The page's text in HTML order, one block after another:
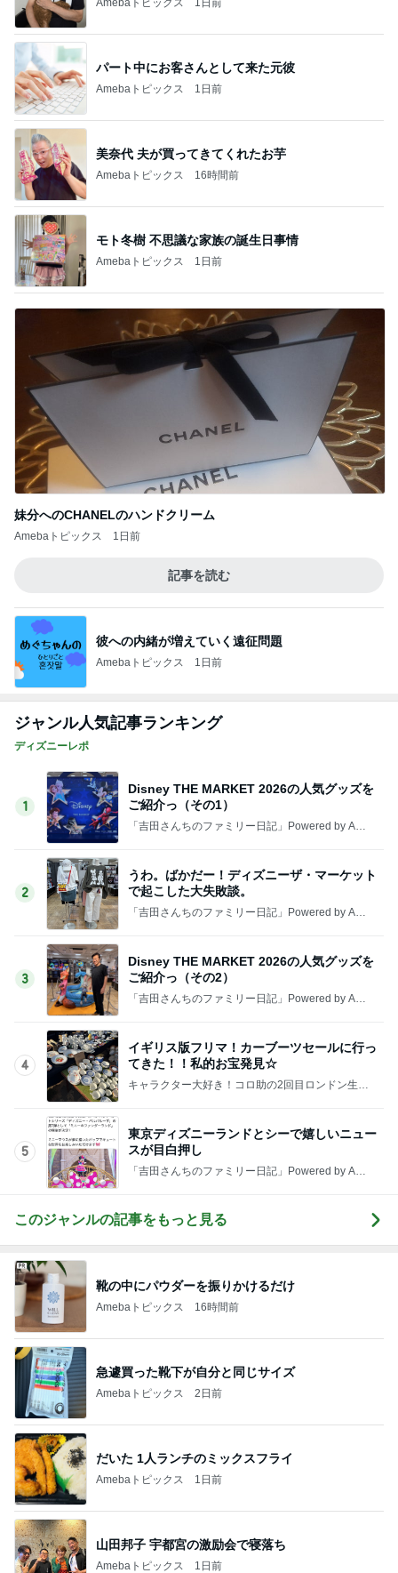
パート中にお客さんとして来た元彼
Amebaトピックス 1日前
美奈代 夫が買ってきてくれたお芋
Amebaトピックス 16時間前
モト冬樹 不思議な家族の誕生日事情
Amebaトピックス 1日前
妹分へのCHANELのハンドクリーム
Amebaトピックス 1日前
記事を読む
彼への内緒が増えていく遠征問題
Amebaトピックス 1日前
ジャンル人気記事ランキング
ディズニーレポ
1
Disney THE MARKET 2026の人気グッズを
ご紹介っ（その1）
「吉田さんちのファミリー日記」Powered by Ame
2
うわ。ばかだー！ディズニーザ・マーケット
で起こした大失敗談。
「吉田さんちのファミリー日記」Powered by Ame
3
Disney THE MARKET 2026の人気グッズを
ご紹介っ（その2）
「吉田さんちのファミリー日記」Powered by Ame
4
イギリス版フリマ！カーブーツセールに行っ
てきた！！私的お宝発見☆
キャラクター大好き！コロ助の2回目ロンドン生活
5
東京ディズニーランドとシーで嬉しいニュー
スが目白押し
「吉田さんちのファミリー日記」Powered by Ame
このジャンルの記事をもっと見る
靴の中にパウダーを振りかけるだけ
Amebaトピックス 16時間前
急遽買った靴下が自分と同じサイズ
Amebaトピックス 2日前
だいた 1人ランチのミックスフライ
Amebaトピックス 1日前
山田邦子 宇都宮の激励会で寝落ち
Amebaトピックス 1日前